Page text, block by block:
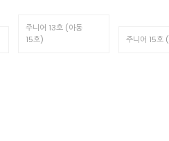
주니어 13호 (아동
15호)
주니어 15호